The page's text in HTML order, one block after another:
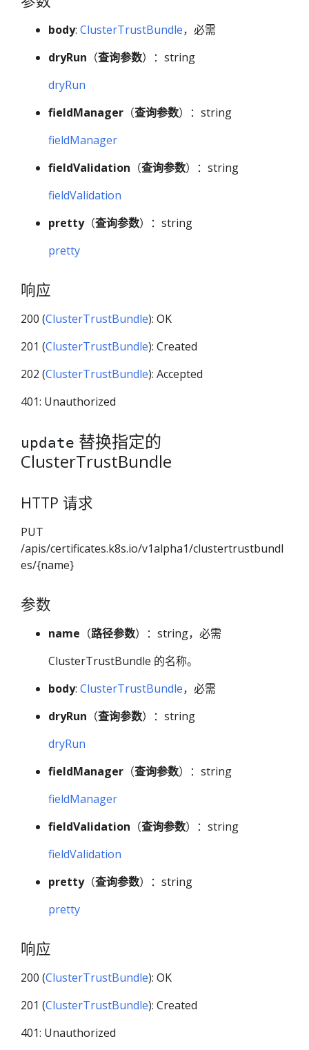
body: ClusterTrustBundle，必需
dryRun （查询参数）：string
dryRun
fieldManager （查询参数）：string
fieldManager
fieldValidation （查询参数）：string
fieldValidation
pretty（查询参数）：string
pretty
响应
200 (ClusterTrustBundle): OK
201 (ClusterTrustBundle): Created
202 (ClusterTrustBundle): Accepted
401: Unauthorized
update 替换指定的
ClusterTrustBundle
HTTP 请求
PUT
/apis/certificates.k8s.io/v1alpha1/clustertrustbundl
es/{name}
参数
name （路径参数）：string，必需
ClusterTrustBundle 的名称。
body: ClusterTrustBundle，必需
dryRun （查询参数）：string
dryRun
fieldManager （查询参数）：string
fieldManager
fieldValidation （查询参数）：string
fieldValidation
pretty（查询参数）：string
pretty
响应
200 (ClusterTrustBundle): OK
201 (ClusterTrustBundle): Created
401: Unauthorized